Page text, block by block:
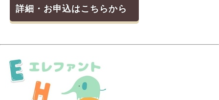
詳細・お申込はこちらから